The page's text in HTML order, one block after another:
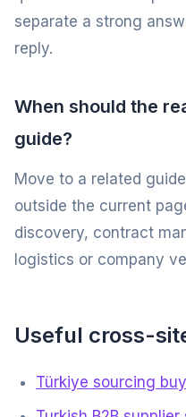
separate a strong
reply.
When should the
guide?
Move to a related
outside the current
discovery, contract
logistics or company
Useful cross-
Türkiye sourcing